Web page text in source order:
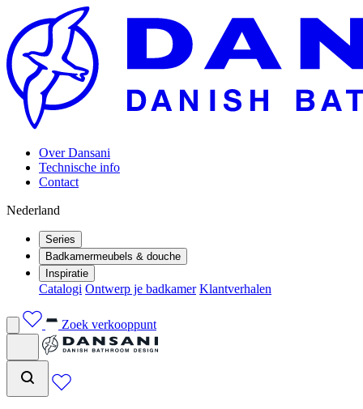
Over Dansani
Technische info
Contact
Nederland
Series
Badkamermeubels & douche
Inspiratie
Catalogi Ontwerp je badkamer Klantverhalen
Zoek verkooppunt